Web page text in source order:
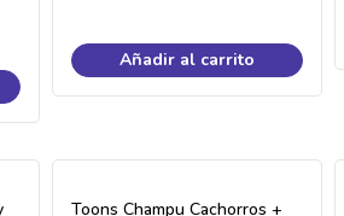
Añadir al carrito
Toons Champu Cachorros +